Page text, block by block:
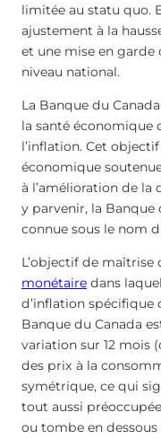
limitée au statu quo.
ajustement à la
et une mise en garde
niveau national.
La Banque du
la santé économique
l’inflation. Cet
économique
à l’amélioration de la
y parvenir, la Banque
connue sous le nom
L’objectif de maîtrise
monétaire dans
d’inflation spécifique
Banque du Canada
variation sur 12 mois
des prix à la
symétrique, ce qui
tout aussi
ou tombe en dessous